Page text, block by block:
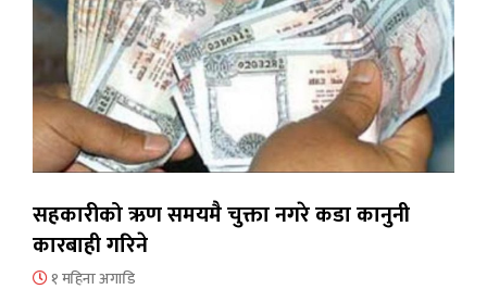
सहकारीको ऋण समयमै चुक्ता नगरे कडा कानुनी
कारबाही गरिने
१ महिना अगाडि